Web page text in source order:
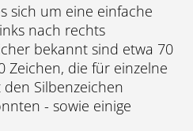
sich um eine einfache
nach rechts
bekannt sind etwa 70
Zeichen, die für einzelne
Silbenzeichen
- sowie einige